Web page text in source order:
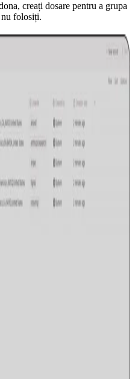
creați dosare pentru a grupa
nu folosiți.